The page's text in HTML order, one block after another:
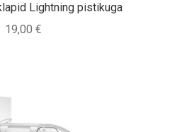
Lightning pistikuga
19,00 €